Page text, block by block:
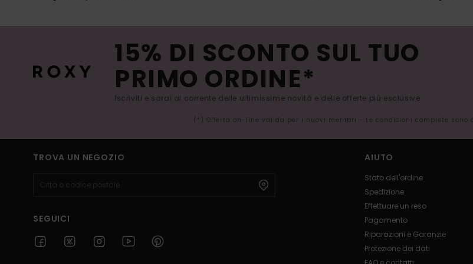
15% DI SCONTO SUL TUO
PRIMO ORDINE*
Iscriviti e sarai al corrente delle ultimissime novità e delle offerte più esclusive.
(*) Offerta on-line valida per i nuovi membri - Le condizioni complete
TROVA UN NEGOZIO
SEGUICI
AIUTO
Stato dell'ordine
Spedizione
Effettuare un reso
Pagamento
Riparazioni e Garanzie
Protezione dei dati